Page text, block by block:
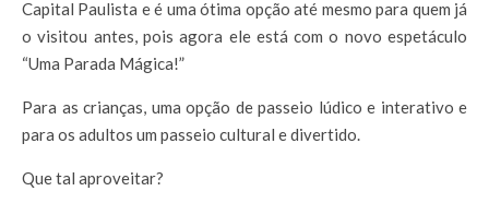
Capital Paulista e é uma ótima opção até mesmo para quem já
o visitou antes, pois agora ele está com o novo espetáculo
“Uma Parada Mágica!”
Para as crianças, uma opção de passeio lúdico e interativo e
para os adultos um passeio cultural e divertido.
Que tal aproveitar?